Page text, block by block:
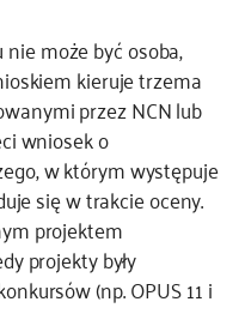
może być osoba,
kieruje trzema
przez NCN lub
wniosek o
w którym występuje
się w trakcie oceny.
projektem
projekty były
(np. OPUS 11 i